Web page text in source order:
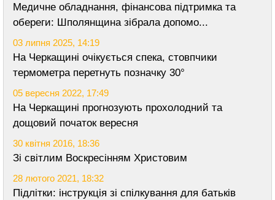
Медичне обладнання, фінансова підтримка та
обереги: Шполянщина зібрала допомо...
03 липня 2025, 14:19
На Черкащині очікується спека, стовпчики
термометра перетнуть позначку 30°
05 вересня 2022, 17:49
На Черкащині прогнозують прохолодний та
дощовий початок вересня
30 квітня 2016, 18:36
Зі світлим Воскресінням Христовим
28 лютого 2021, 18:32
Підлітки: інструкція зі спілкування для батьків